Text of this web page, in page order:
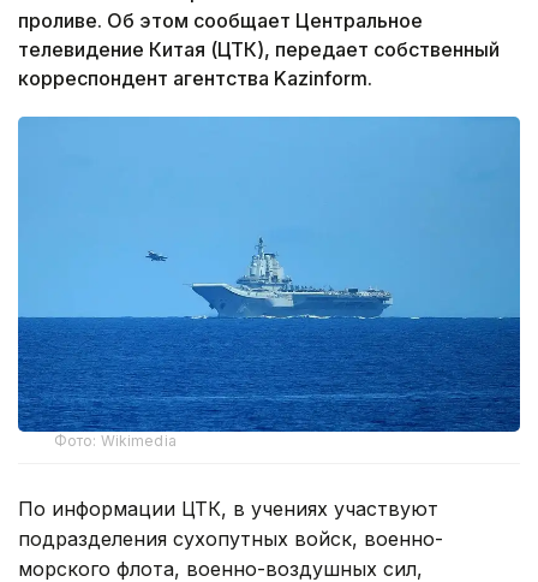
проливе. Об этом сообщает Центральное
телевидение Китая (ЦТК), передает собственный
корреспондент агентства Kazinform.
Фото: Wikimedia
По информации ЦТК, в учениях участвуют
подразделения сухопутных войск, военно-
морского флота, военно-воздушных сил,